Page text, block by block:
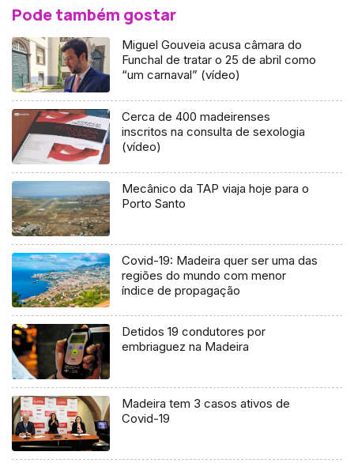
Pode também gostar
Miguel Gouveia acusa câmara do
Funchal de tratar o 25 de abril como
“um carnaval” (vídeo)
Cerca de 400 madeirenses
inscritos na consulta de sexologia
(vídeo)
Mecânico da TAP viaja hoje para o
Porto Santo
Covid-19: Madeira quer ser uma das
regiões do mundo com menor
índice de propagação
Detidos 19 condutores por
embriaguez na Madeira
Madeira tem 3 casos ativos de
Covid-19